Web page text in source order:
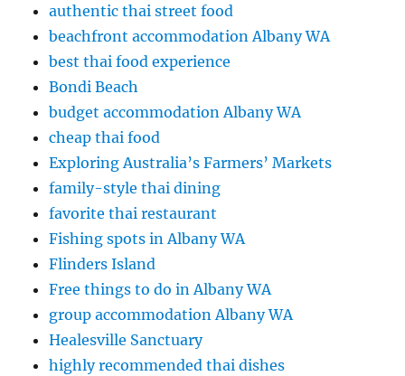
authentic thai street food
beachfront accommodation Albany WA
best thai food experience
Bondi Beach
budget accommodation Albany WA
cheap thai food
Exploring Australia’s Farmers’ Markets
family-style thai dining
favorite thai restaurant
Fishing spots in Albany WA
Flinders Island
Free things to do in Albany WA
group accommodation Albany WA
Healesville Sanctuary
highly recommended thai dishes